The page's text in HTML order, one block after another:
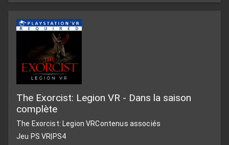
The Exorcist: Legion VR - Dans la saison
complète
The Exorcist: Legion VRContenus associés
Jeu PS VR PS4